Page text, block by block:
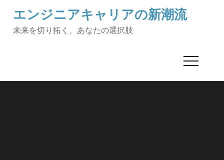
content
エンジニアキャリアの新潮流
未来を切り拓く、あなたの選択肢